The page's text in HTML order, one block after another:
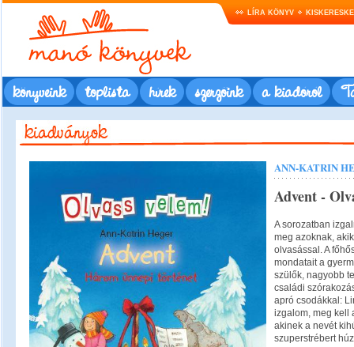
LÍRA KÖNYV
könyveink toplista hírek szerzőink a kiadóról
ANN-KATRIN
Advent -
A sorozatban
meg azoknak,
olvasással. A
mondatait a
szülők, nagyobb
családi
apró csodákkal:
izgalom, meg kell
akinek a nevét
szuperstrébert